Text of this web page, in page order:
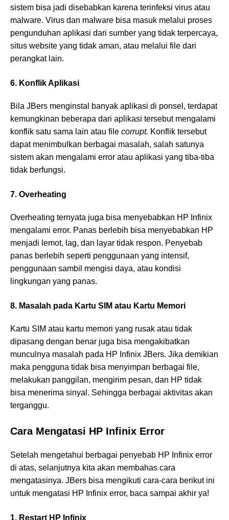
sistem bisa jadi disebabkan karena terinfeksi virus atau
malware. Virus dan malware bisa masuk melalui proses
pengunduhan aplikasi dari sumber yang tidak terpercaya,
situs website yang tidak aman, atau melalui file dari
perangkat lain.
6. Konflik Aplikasi
Bila JBers menginstal banyak aplikasi di ponsel, terdapat
kemungkinan beberapa dari aplikasi tersebut mengalami
konflik satu sama lain atau file corrupt. Konflik tersebut
dapat menimbulkan berbagai masalah, salah satunya
sistem akan mengalami error atau aplikasi yang tiba-tiba
tidak berfungsi.
7. Overheating
Overheating ternyata juga bisa menyebabkan HP Infinix
mengalami error. Panas berlebih bisa menyebabkan HP
menjadi lemot, lag, dan layar tidak respon. Penyebab
panas berlebih seperti penggunaan yang intensif,
penggunaan sambil mengisi daya, atau kondisi
lingkungan yang panas.
8. Masalah pada Kartu SIM atau Kartu Memori
Kartu SIM atau kartu memori yang rusak atau tidak
dipasang dengan benar juga bisa mengakibatkan
munculnya masalah pada HP Infinix JBers. Jika demikian
maka pengguna tidak bisa menyimpan berbagai file,
melakukan panggilan, mengirim pesan, dan HP tidak
bisa menerima sinyal. Sehingga berbagai aktivitas akan
terganggu.
Cara Mengatasi HP Infinix Error
Setelah mengetahui berbagai penyebab HP Infinix error
di atas, selanjutnya kita akan membahas cara
mengatasinya. JBers bisa mengikuti cara-cara berikut ini
untuk mengatasi HP Infinix error, baca sampai akhir ya!
1. Restart HP Infinix